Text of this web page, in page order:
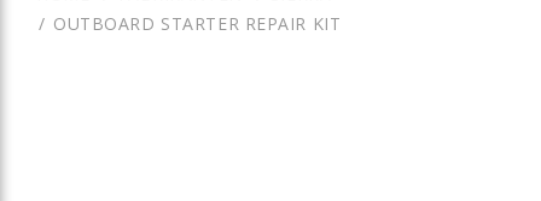
OUTBOARD STARTER REPAIR KIT